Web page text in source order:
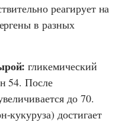
реагирует на
в разных
гликемический
54. После
до 70.
кукуруза) достигает